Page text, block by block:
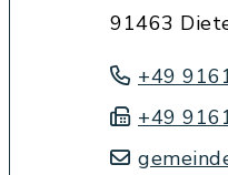
91463
+49
+49